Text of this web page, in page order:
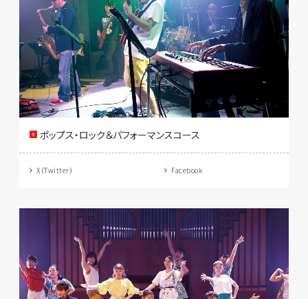
ポップス・ロック＆パフォーマンスコース
X（Twitter） Facebook